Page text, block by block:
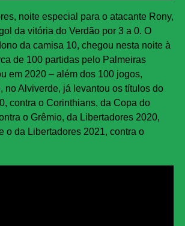
noite especial para o atacante Rony,
da vitória do Verdão por 3 a 0. O
da camisa 10, chegou nesta noite à
de 100 partidas pelo Palmeiras
em 2020 – além dos 100 jogos,
no Alviverde, já levantou os títulos do
contra o Corinthians, da Copa do
o Grêmio, da Libertadores 2020,
o da Libertadores 2021, contra o